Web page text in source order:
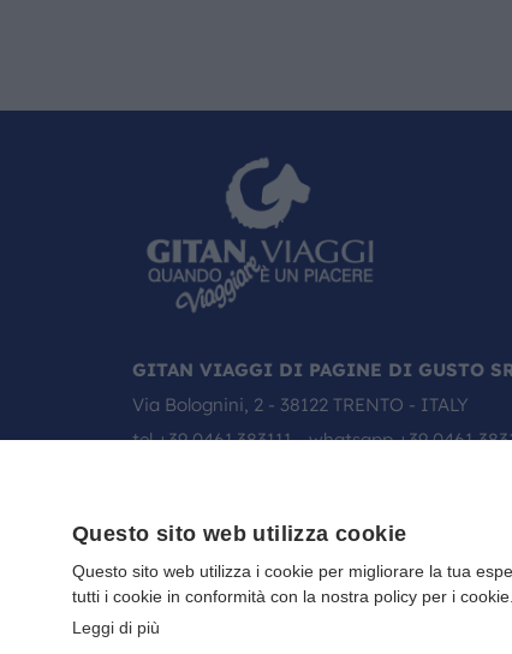
GITAN VIAGGI DI PAGINE DI GUSTO
Via Bolognini, 2 - 38122 TRENTO - ITALY
tel+39 0461.383111- whatsapp+39 0461
Questo sito web utilizza cookie
Questo sito web utilizza i cookie per migliorare la tua
tutti i cookie in conformità con la nostra policy per i cookie.
Leggi di più